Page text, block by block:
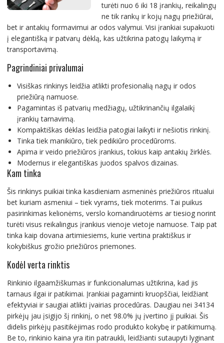
turėti nuo 6 iki 18 įrankių, reikalingų
ne tik rankų ir kojų nagų priežiūrai,
bet ir antakių formavimui ar odos valymui. Visi įrankiai supakuoti
į elegantišką ir patvarų dėklą, kas užtikrina patogų laikymą ir
transportavimą.
Pagrindiniai privalumai
Visiškas rinkinys leidžia atlikti profesionalią nagų ir odos
priežiūrą namuose.
Pagamintas iš patvarių medžiagų, užtikrinančių ilgalaikį
įrankių tarnavimą.
Kompaktiškas dėklas leidžia patogiai laikyti ir nešiotis rinkinį.
Tinka tiek manikiūro, tiek pedikiūro procedūroms.
Apima ir veido priežiūros įrankius, tokius kaip antakių žirklės.
Modernus ir elegantiškas juodos spalvos dizainas.
Kam tinka
Šis rinkinys puikiai tinka kasdieniam asmeninės priežiūros ritualui
bet kuriam asmeniui – tiek vyrams, tiek moterims. Tai puikus
pasirinkimas kelionėms, verslo komandiruotėms ar tiesiog norint
turėti visus reikalingus įrankius vienoje vietoje namuose. Taip pat
tinka kaip dovana artimiesiems, kurie vertina praktiškus ir
kokybiškus grožio priežiūros priemones.
Kodėl verta rinktis
Rinkinio ilgaamžiškumas ir funkcionalumas užtikrina, kad jis
tarnaus ilgai ir patikimai. Įrankiai pagaminti kruopščiai, leidžiant
efektyviai ir saugiai atlikti įvairias procedūras. Daugiau nei 34134
pirkėjų jau įsigijo šį rinkinį, o net 98.0% jų įvertino jį puikiai. Šis
didelis pirkėjų pasitikėjimas rodo produkto kokybę ir patikimumą.
Be to, rinkinio kaina yra itin patraukli, leidžianti sutaupyti lyginant